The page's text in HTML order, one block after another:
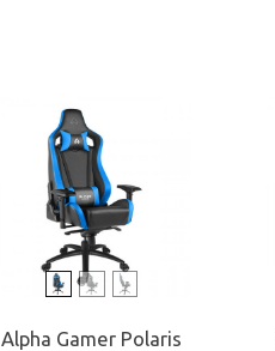
Alpha Gamer Polaris